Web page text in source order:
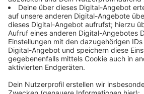
Wir benötigen
Zustimmung, um den
Video-Service zu
Wir verwenden einen